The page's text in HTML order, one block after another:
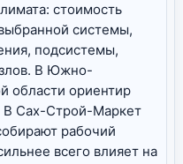
стоимость
системы,
подсистемы,
В Южно-
области ориентир
В Сах-Строй-Маркет
рабочий
всего влияет на